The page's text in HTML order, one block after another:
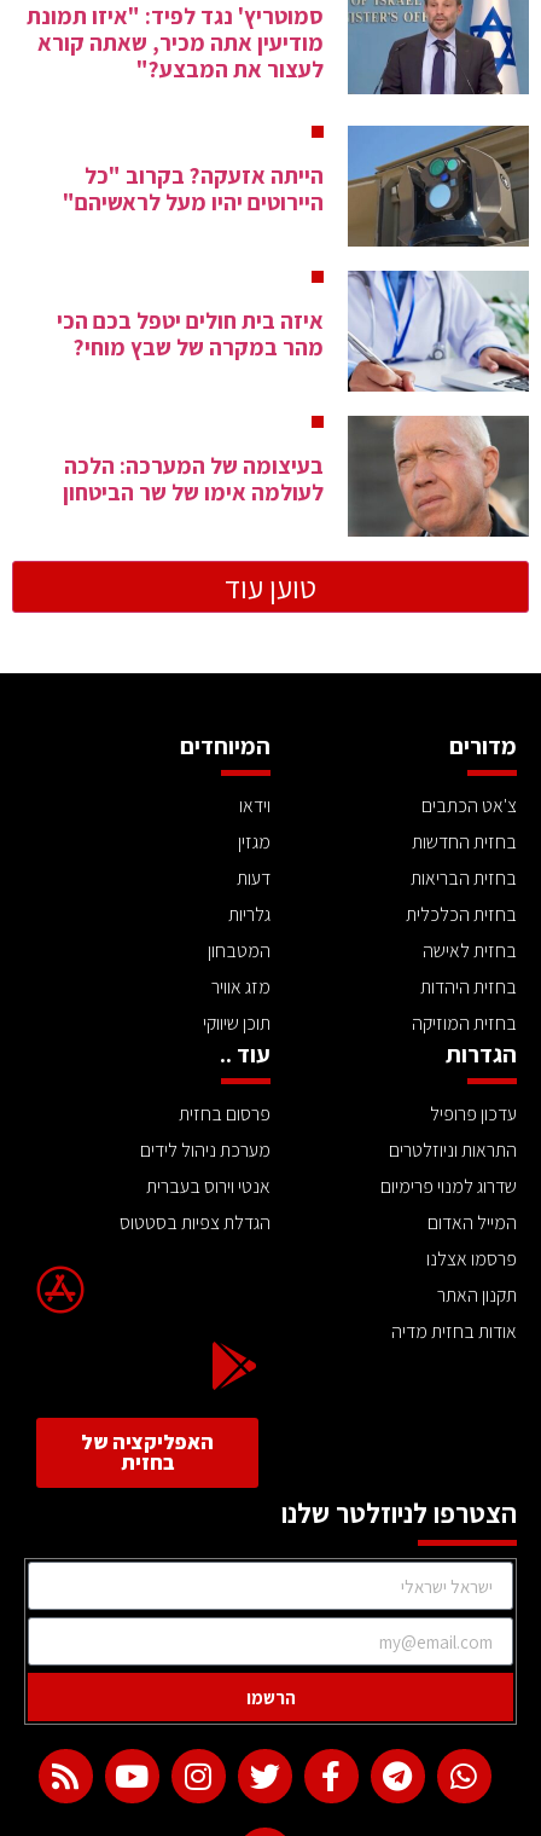
סמוטריץ' נגד לפיד: "איזו תמונת
מודיעין אתה מכיר, שאתה קורא
לעצור את המבצע?"
הייתה אזעקה? בקרוב "כל
היירוטים יהיו מעל לראשיהם"
איזה בית חולים יטפל בכם הכי
מהר במקרה של שבץ מוחי?
בעיצומה של המערכה: הלכה
לעולמה אימו של שר הביטחון
טוען עוד
מדורים
צ'אט הכתבים
בחזית החדשות
בחזית הבריאות
בחזית הכלכלית
בחזית לאישה
בחזית היהדות
בחזית המוזיקה
המיוחדים
וידאו
מגזין
דעות
גלריות
המטבחון
מזג אוויר
תוכן שיווקי
הגדרות
עדכון פרופיל
התראות וניוזלטרים
שדרוג למנוי פרימיום
המייל האדום
פרסמו אצלנו
תקנון האתר
אודות בחזית מדיה
עוד ..
פרסום בחזית
מערכת ניהול לידים
אנטי וירוס בעברית
הגדלת צפיות בסטטוס
האפליקציה של
בחזית
הצטרפו לניוזלטר שלנו
הרשמו